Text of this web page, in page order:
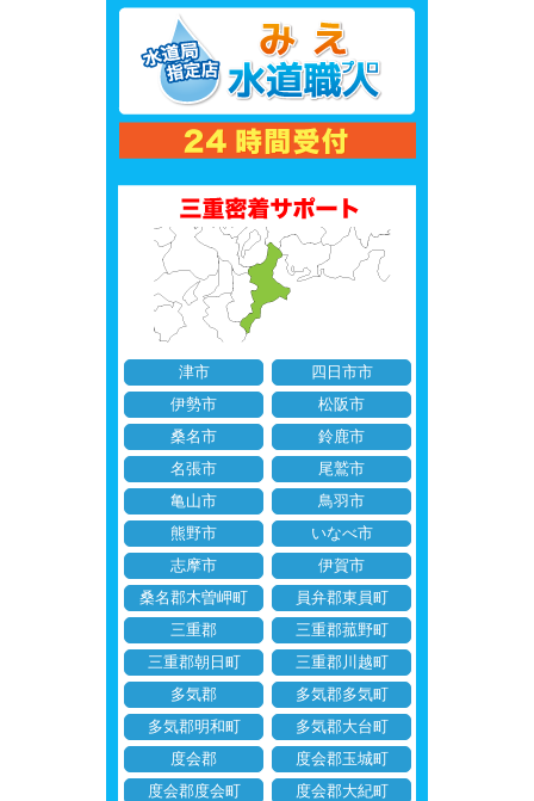
津市
四日市市
伊勢市
松阪市
桑名市
鈴鹿市
名張市
尾鷲市
亀山市
鳥羽市
熊野市
いなべ市
志摩市
伊賀市
桑名郡木曽岬町
員弁郡東員町
三重郡
三重郡菰野町
三重郡朝日町
三重郡川越町
多気郡
多気郡多気町
多気郡明和町
多気郡大台町
度会郡
度会郡玉城町
度会郡度会町
度会郡大紀町